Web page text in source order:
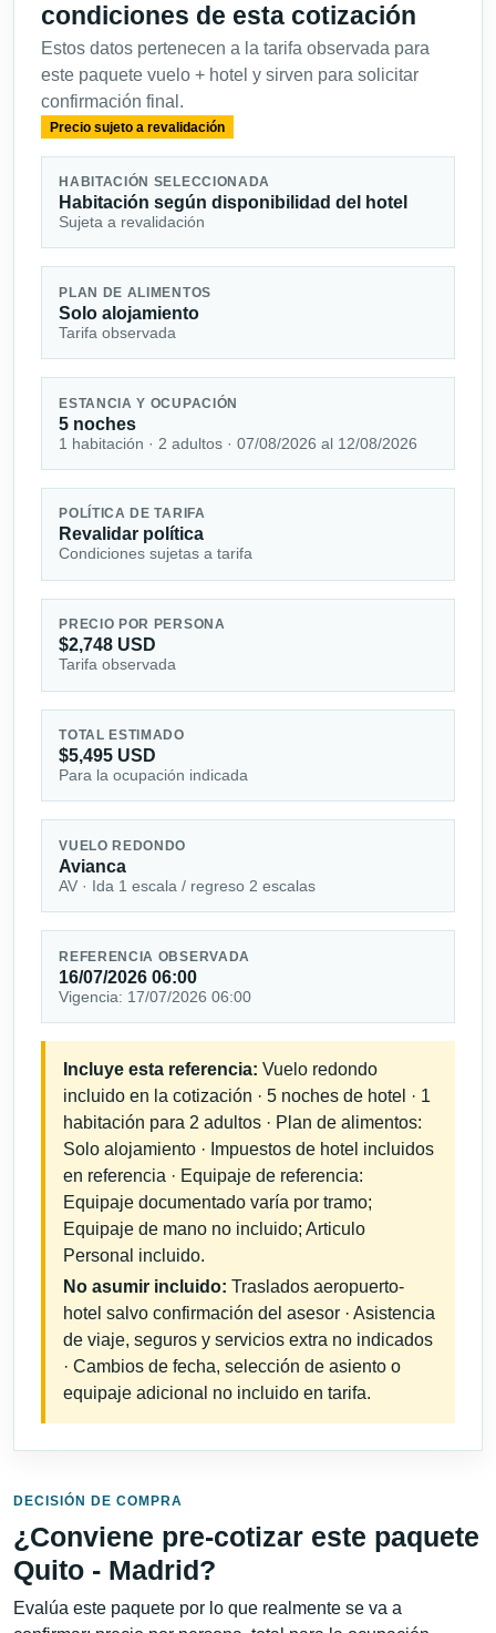
condiciones de esta cotización
Estos datos pertenecen a la tarifa observada para
este paquete vuelo + hotel y sirven para solicitar
confirmación final.
Precio sujeto a revalidación
HABITACIÓN SELECCIONADA
Habitación según disponibilidad del hotel
Sujeta a revalidación
PLAN DE ALIMENTOS
Solo alojamiento
Tarifa observada
ESTANCIA Y OCUPACIÓN
5 noches
1 habitación · 2 adultos · 07/08/2026 al 12/08/2026
POLÍTICA DE TARIFA
Revalidar política
Condiciones sujetas a tarifa
PRECIO POR PERSONA
$2,748 USD
Tarifa observada
TOTAL ESTIMADO
$5,495 USD
Para la ocupación indicada
VUELO REDONDO
Avianca
AV · Ida 1 escala / regreso 2 escalas
REFERENCIA OBSERVADA
16/07/2026 06:00
Vigencia: 17/07/2026 06:00
Incluye esta referencia: Vuelo redondo
incluido en la cotización · 5 noches de hotel · 1
habitación para 2 adultos · Plan de alimentos:
Solo alojamiento · Impuestos de hotel incluidos
en referencia · Equipaje de referencia:
Equipaje documentado varía por tramo;
Equipaje de mano no incluido; Articulo
Personal incluido.
No asumir incluido: Traslados aeropuerto-
hotel salvo confirmación del asesor · Asistencia
de viaje, seguros y servicios extra no indicados
· Cambios de fecha, selección de asiento o
equipaje adicional no incluido en tarifa.
DECISIÓN DE COMPRA
¿Conviene pre-cotizar este paquete
Quito - Madrid?
Evalúa este paquete por lo que realmente se va a